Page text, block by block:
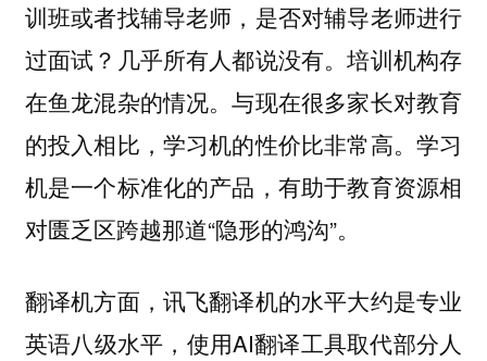
训班或者找辅导老师，是否对辅导老师进行
过面试？几乎所有人都说没有。培训机构存
在鱼龙混杂的情况。与现在很多家长对教育
的投入相比，学习机的性价比非常高。学习
机是一个标准化的产品，有助于教育资源相
对匮乏区跨越那道“隐形的鸿沟”。
翻译机方面，讯飞翻译机的水平大约是专业
英语八级水平，使用AI翻译工具取代部分人